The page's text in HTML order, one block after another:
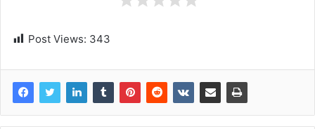
Post Views: 343